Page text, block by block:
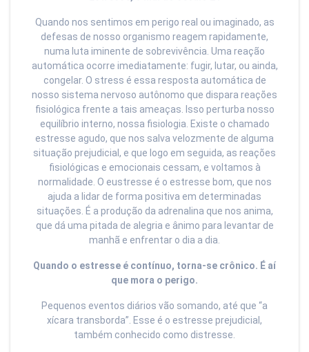
Quando nos sentimos em perigo real ou imaginado, as
defesas de nosso organismo reagem rapidamente,
numa luta iminente de sobrevivência. Uma reação
automática ocorre imediatamente: fugir, lutar, ou ainda,
congelar. O stress é essa resposta automática de
nosso sistema nervoso autônomo que dispara reações
fisiológica frente a tais ameaças. Isso perturba nosso
equilíbrio interno, nossa fisiologia. Existe o chamado
estresse agudo, que nos salva velozmente de alguma
situação prejudicial, e que logo em seguida, as reações
fisiológicas e emocionais cessam, e voltamos à
normalidade. O eustresse é o estresse bom, que nos
ajuda a lidar de forma positiva em determinadas
situações. É a produção da adrenalina que nos anima,
que dá uma pitada de alegria e ânimo para levantar de
manhã e enfrentar o dia a dia.
Quando o estresse é contínuo, torna-se crônico. É aí
que mora o perigo.
Pequenos eventos diários vão somando, até que “a
xícara transborda”. Esse é o estresse prejudicial,
também conhecido como distresse.